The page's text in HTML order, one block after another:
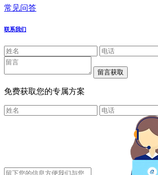
常见问答
联系我们
免费获取您的专属方案